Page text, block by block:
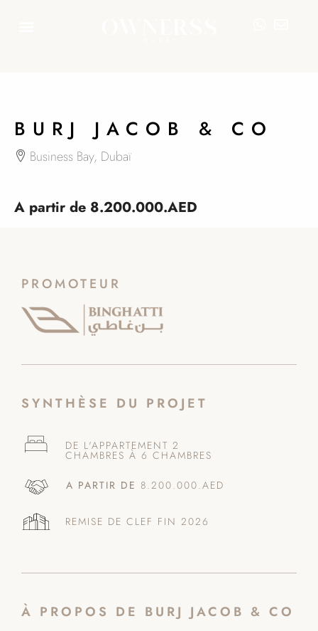
BURJ JACOB & CO
Business Bay, Dubaï
A partir de 8.200.000.AED
PROMOTEUR
SYNTHÈSE DU PROJET
DE L'APPARTEMENT 2
CHAMBRES À 6 CHAMBRES
A PARTIR DE 8.200.000.AED
REMISE DE CLEF FIN 2026
À PROPOS DE BURJ JACOB & CO